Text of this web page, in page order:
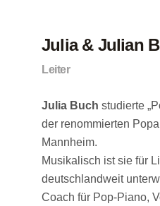
Julia & Julian
Leiter
Julia Buch studierte
der renommierten
Mannheim.
Musikalisch ist sie für
deutschlandweit
Coach für Pop-Piano,